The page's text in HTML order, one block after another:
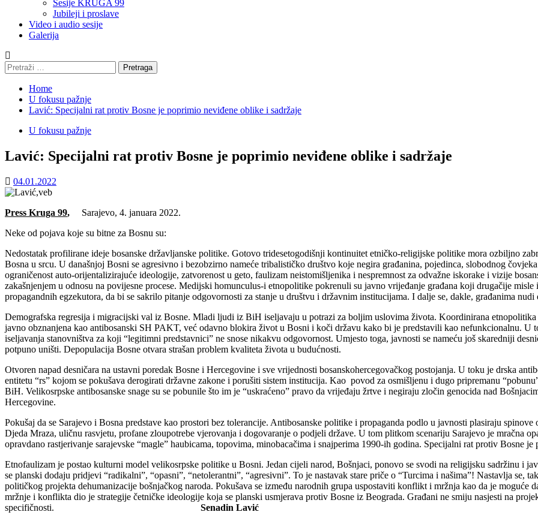
Sesije KRUGA 99
Jubileji i proslave
Video i audio sesije
Galerija
Pretraga:
Home
U fokusu pažnje
Lavić: Specijalni rat protiv Bosne je poprimio neviđene oblike i sadržaje
U fokusu pažnje
Lavić: Specijalni rat protiv Bosne je poprimio neviđene oblike i sadržaje
04.01.2022
Press Kruga 99, Sarajevo, 4. januara 2022.
Neke od pojava koje su bitne za Bosnu su:
Nedostatak profilirane ideje bosanske državljanske politike. Gotovo tridesetogodišnji kontinuitet etničko-religijske politike mora ozbiljno
Bosna u srcu. U današnjoj Bosni se agresivno i bezobzirno nameće tribalističko društvo koje negira građanina, pojedinca, slobodnog
ograničenost auto-orijentalizirajuće ideologije, zatvorenost u geto, faulizam neistomišljenika i nespremnost za odvažne iskorake i vizije
zakašnjenjem u odnosu na povijesne procese. Medijski homunculus-i etnopolitike pokrenuli su javno vrijeđanje građana koji drugačije
propagandnih egzekutora, da bi se sakrilo pitanje odgovornosti za stanje u društvu i državnim institucijama. I dalje se, dakle, građanima
Demografska regresija i migracijski val iz Bosne. Mladi ljudi iz BiH iseljavaju u potrazi za boljim uslovima života. Koordinirana
javno obznanjena kao antibosanski SH PAKT, već odavno blokira život u Bosni i koči državu kako bi je predstavili kao nefunkcionalnu. U
iseljavanja stanovništva za koji “legitimni predstavnici” ne snose nikakvu odgovornost. Umjesto toga, javnosti se nameću još skaredniji
potpuno uništi. Depopulacija Bosne otvara strašan problem kvaliteta života u budućnosti.
Otvoren napad desničara na ustavni poredak Bosne i Hercegovine i sve vrijednosti bosanskohercegovačkog postojanja. U toku je drska
entitetu “rs” kojom se pokušava derogirati državne zakone i porušiti sistem institucija. Kao povod za osmišljenu i dugo pripremanu
BiH. Velikosrpske antibosanske snage su se pobunile što im je “uskraćeno” pravo da vrijeđaju žrtve i negiraju zločin genocida nad
Hercegovine.
Pokušaj da se Sarajevo i Bosna predstave kao prostori bez tolerancije. Antibosanske politike i propaganda podlo u javnosti plasiraju
Djeda Mraza, uličnu rasvjetu, profane zloupotrebe vjerovanja i dogovaranje o podjeli države. U tom plitkom scenariju Sarajevo je mračna
opravdano rastjerivanje sarajevske “magle” haubicama, topovima, minobacačima i snajperima 1990-ih godina. Specijalni rat protiv Bosne
Etnofaulizam je postao kulturni model velikosrpske politike u Bosni. Jedan cijeli narod, Bošnjaci, ponovo se svodi na religijsku sadržinu i
se planski dodaju pridjevi “radikalni”, “opasni”, “netolerantni”, “agresivni”. To je nastavak stare priče o “Turcima i našima”! Nastavlja se,
političkog projekta dehumanizacije bošnjačkog naroda. Pokušava se između narodnih grupa uspostaviti konflikt i mržnja kao da je
mržnje i konflikta dio je strategije četničke ideologije koja se planski usmjerava protiv Bosne iz Beograda. Građani ne smiju nasjesti na
specifičnosti. Senadin Lavić